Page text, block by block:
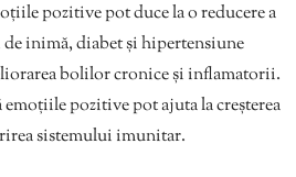
pozitive pot duce la o reducere a
de inimă, diabet și hipertensiune
bolilor cronice și inflamatorii.
emoțiile pozitive pot ajuta la creșterea
sistemului imunitar.